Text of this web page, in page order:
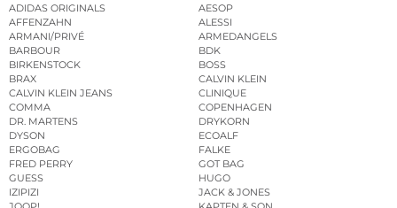
ADIDAS ORIGINALS
AESOP
AFFENZAHN
ALESSI
ARMANI/PRIVÉ
ARMEDANGELS
BARBOUR
BDK
BIRKENSTOCK
BOSS
BRAX
CALVIN KLEIN
CALVIN KLEIN JEANS
CLINIQUE
COMMA
COPENHAGEN
DR. MARTENS
DRYKORN
DYSON
ECOALF
ERGOBAG
FALKE
FRED PERRY
GOT BAG
GUESS
HUGO
IZIPIZI
JACK & JONES